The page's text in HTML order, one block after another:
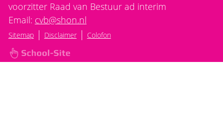
voorzitter Raad van Bestuur ad interim
Email: cvb@shon.nl
Sitemap| Disclaimer| Colofon